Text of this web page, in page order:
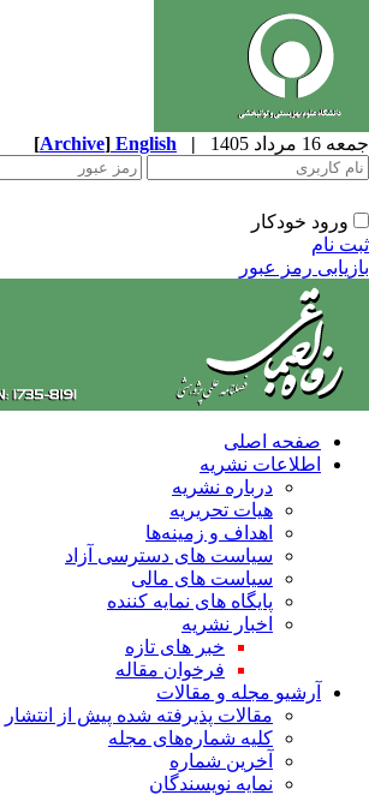
جمعه 16 مرداد 1405 |
English
[Archive]
ورود خودکار
ثبت نام
بازیابی رمز عبور
صفحه اصلی
اطلاعات نشریه
درباره نشریه
هیات تحریریه
اهداف و زمینه‌ها
سیاست های دسترسی آزاد
سیاست های مالی
پایگاه های نمایه کننده
اخبار نشریه
خبر های تازه
فرخوان مقاله
آرشیو مجله و مقالات
مقالات پذیرفته شده پیش از انتشار
کلیه شماره‌های مجله
آخرین شماره
نمایه نویسندگان